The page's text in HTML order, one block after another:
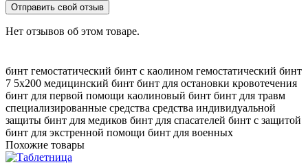
Отправить свой отзыв
Нет отзывов об этом товаре.
бинт гемостатический бинт с каолином гемостатический бинт
7 5х200 медицинский бинт бинт для остановки кровотечения
бинт для первой помощи каолиновый бинт бинт для травм
специализированные средства средства индивидуальной
защиты бинт для медиков бинт для спасателей бинт с защитой
бинт для экстренной помощи бинт для военных
Похожие товары